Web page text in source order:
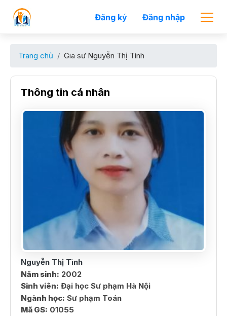
Đăng ký Đăng nhập
Trang chủ Gia sư Nguyễn Thị Tình
Thông tin cá nhân
Nguyễn Thị Tình
Năm sinh: 2002
Sinh viên: Đại học Sư phạm Hà Nội
Ngành học: Sư phạm Toán
Mã GS: 01055